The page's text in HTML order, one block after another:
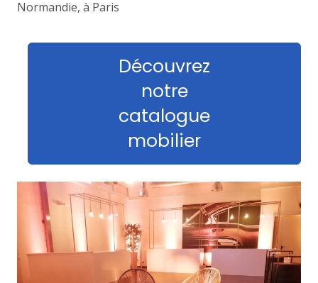
Normandie, à Paris
Découvrez
notre
catalogue
mobilier